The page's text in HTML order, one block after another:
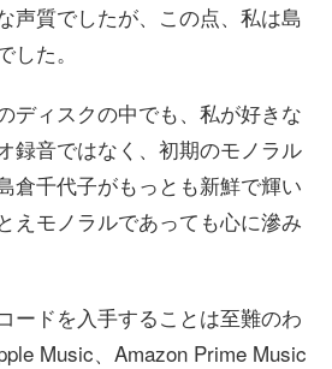
声質でしたが、この点、私は島
た。
ディスクの中でも、私が好きな
録音ではなく、初期のモノラル
倉千代子がもっとも新鮮で輝い
えモノラルであっても心に滲み
ードを入手することは至難のわ
Music、Amazon Prime Music